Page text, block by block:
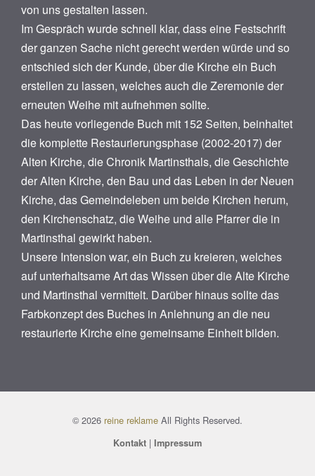
von uns gestalten lassen.
Im Gespräch wurde schnell klar, dass eine Festschrift
der ganzen Sache nicht gerecht werden würde und so
entschied sich der Kunde, über die Kirche ein Buch
erstellen zu lassen, welches auch die Zeremonie der
erneuten Weihe mit aufnehmen sollte.
Das heute vorliegende Buch mit 152 Seiten, beinhaltet
die komplette Restaurierungsphase (2002-2017) der
Alten Kirche, die Chronik Martinsthals, die Geschichte
der Alten Kirche, den Bau und das Leben in der Neuen
Kirche, das Gemeindeleben um beide Kirchen herum,
den Kirchenschatz, die Weihe und alle Pfarrer die in
Martinsthal gewirkt haben.
Unsere Intension war, ein Buch zu kreieren, welches
auf unterhaltsame Art das Wissen über die Alte Kirche
und Martinsthal vermittelt. Darüber hinaus sollte das
Farbkonzept des Buches in Anlehnung an die neu
restaurierte Kirche eine gemeinsame Einheit bilden.
© 2026 reine reklame All Rights Reserved.
Kontakt | Impressum